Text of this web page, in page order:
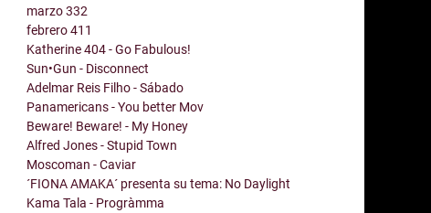
marzo332
febrero411
Katherine 404 - Go Fabulous!
Sun•Gun - Disconnect
Adelmar Reis Filho - Sábado
Panamericans - You better Mov
Beware! Beware! - My Honey
Alfred Jones - Stupid Town
Moscoman - Caviar
´FIONA AMAKA´ presenta su tema: No Daylight
Kama Tala - Progràmma